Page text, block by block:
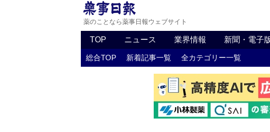
薬のことなら薬事日報ウェブサイト
TOP ニュース 業界情報 新聞・電子
総合TOP 新着記事一覧 全カテゴリー一覧